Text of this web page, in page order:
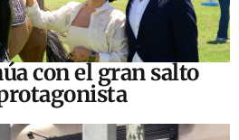
con el gran salto